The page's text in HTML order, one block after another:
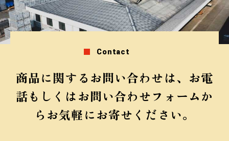
Contact
商品に関するお問い合わせは、お電
話もしくはお問い合わせフォームか
らお気軽にお寄せください。